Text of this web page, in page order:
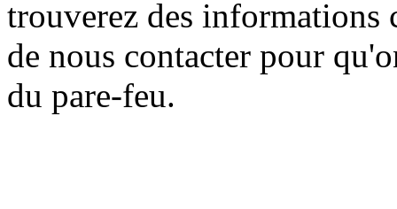
trouverez des informations
de nous contacter pour
du pare-feu.